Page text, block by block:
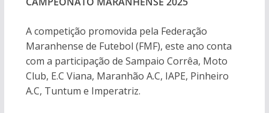
A competição promovida pela Federação
Maranhense de Futebol (FMF), este ano conta
com a participação de Sampaio Corrêa, Moto
Club, E.C Viana, Maranhão A.C, IAPE, Pinheiro
A.C, Tuntum e Imperatriz.